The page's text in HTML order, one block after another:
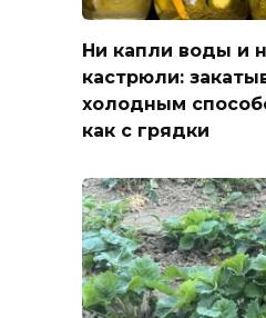
Ни капли воды и
кастрюли:
холодным
как с грядки